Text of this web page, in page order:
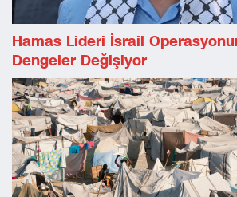
Hamas Lideri İsrail
Dengeler Değişiyor